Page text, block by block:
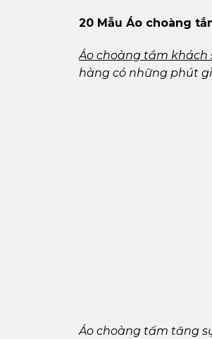
20 Mẫu Áo choàng
Áo choàng tắm khách
hàng có những phút
Áo choàng tấm tăng